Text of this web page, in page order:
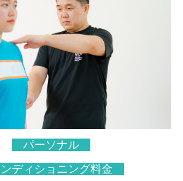
パーソナル
ディショニング料金